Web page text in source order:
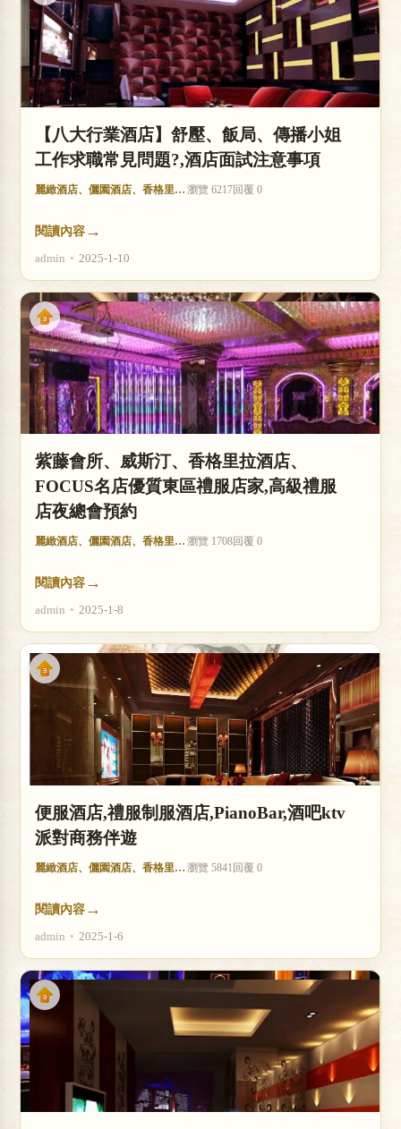
【八大行業酒店】舒壓、飯局、傳播小姐
工作求職常見問題?,酒店面試注意事項
麗緻酒店、儷園酒店、香格里拉酒店 瀏覽 6217回覆 0
閱讀內容 →
admin • 2025-1-10
紫藤會所、威斯汀、香格里拉酒店、
FOCUS名店優質東區禮服店家,高級禮服
店夜總會預約
麗緻酒店、儷園酒店、香格里拉酒店 瀏覽 1708回覆 0
閱讀內容 →
admin • 2025-1-8
便服酒店,禮服制服酒店,PianoBar,酒吧ktv
派對商務伴遊
麗緻酒店、儷園酒店、香格里拉酒店 瀏覽 5841 回覆 0
閱讀內容 →
admin • 2025-1-6